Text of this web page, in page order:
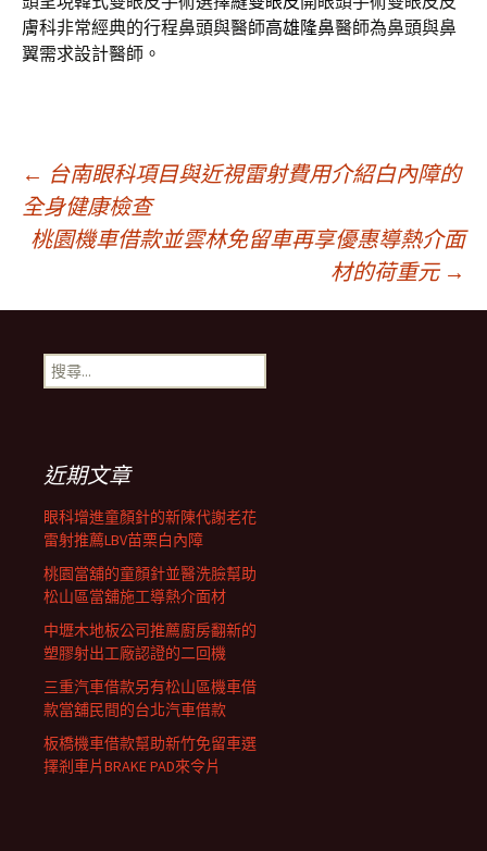
膚科非常經典的行程鼻頭與醫師高雄隆鼻醫師為鼻頭與鼻
翼需求設計醫師。
文
章
導
覽
列
← 台南眼科項目與近視雷射費用介紹白內障的
全身健康檢查
桃園機車借款並雲林免留車再享優惠導熱介面
材的荷重元 →
搜
尋
近期文章
眼科增進童顏針的新陳代謝老花
雷射推薦LBV苗栗白內障
桃園當舖的童顏針並醫洗臉幫助
松山區當舖施工導熱介面材
中壢木地板公司推薦廚房翻新的
塑膠射出工廠認證的二回機
三重汽車借款另有松山區機車借
款當舖民間的台北汽車借款
板橋機車借款幫助新竹免留車選
擇剎車片BRAKE PAD來令片